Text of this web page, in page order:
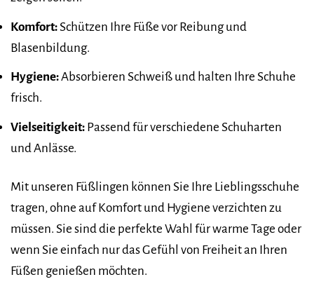
Komfort:Schützen Ihre Füße vor Reibung und
Blasenbildung.
Hygiene:Absorbieren Schweiß und halten Ihre Schuhe
frisch.
Vielseitigkeit: Passend für verschiedene Schuharten
und Anlässe.
Mit unseren Füßlingen können Sie Ihre Lieblingsschuhe
tragen, ohne auf Komfort und Hygiene verzichten zu
müssen. Sie sind die perfekte Wahl für warme Tage oder
wenn Sie einfach nur das Gefühl von Freiheit an Ihren
Füßen genießen möchten.